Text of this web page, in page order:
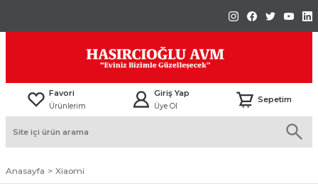
Favori
Ürünlerim
Giriş Yap
Üye Ol
Sepetim
Anasayfa Xiaomi